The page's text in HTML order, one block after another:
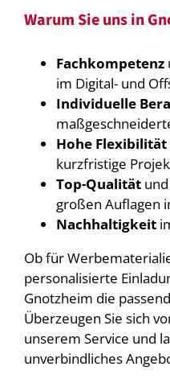
Warum Sie uns in
Fachkompetenz
im Digital- und
Individuelle
Hohe Flexibilität
kurzfristige
Top-Qualitätund
großen Auflagen
Nachhaltigkeit
Ob für
personalisierte
Gnotzheim die
Überzeugen Sie sich
unserem Service und
unverbindliches